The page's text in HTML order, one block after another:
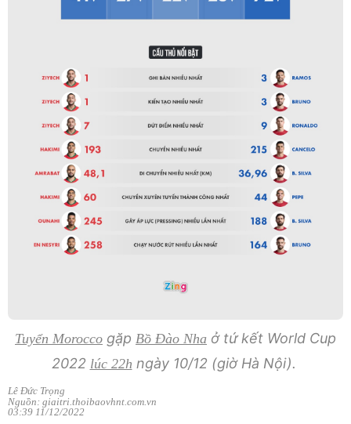
Tuyển Morocco gặp Bồ Đào Nha ở tứ kết World Cup
2022 lúc 22h ngày 10/12 (giờ Hà Nội).
Lê Đức Trọng
Nguồn: giaitri.thoibaovhnt.com.vn
03:39 11/12/2022